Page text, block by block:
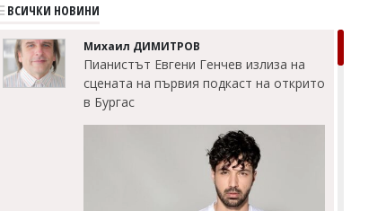
ВСИЧКИ НОВИНИ
Михаил ДИМИТРОВ
Пианистът Евгени Генчев излиза на
сцената на първия подкаст на открито
в Бургас